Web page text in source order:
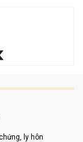
ly hôn